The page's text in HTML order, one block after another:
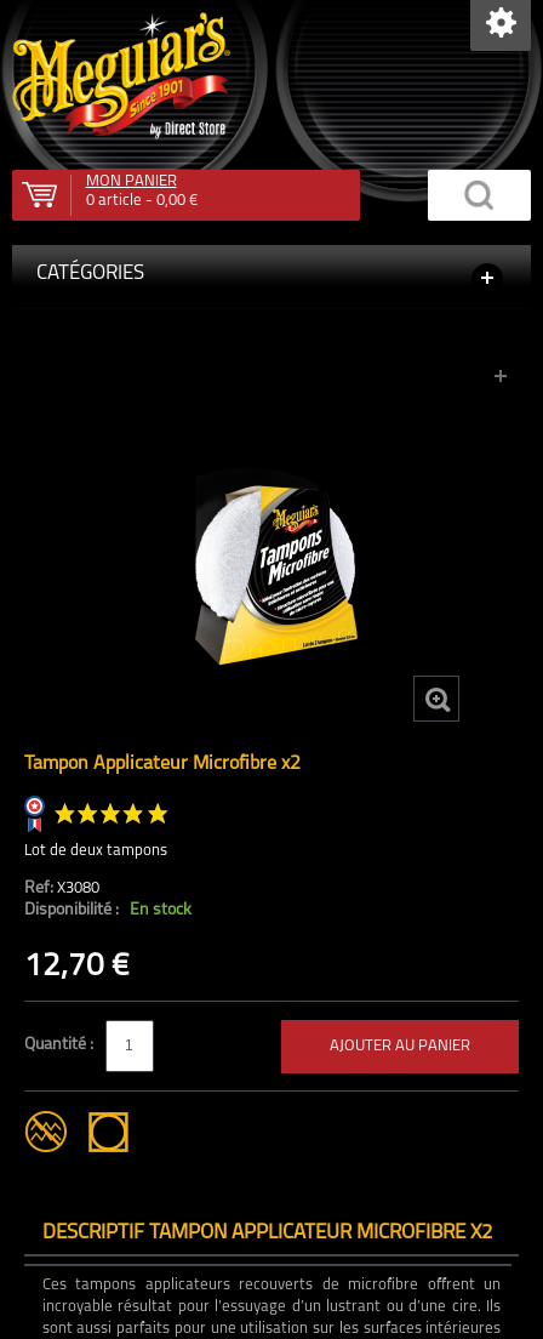
MON PANIER
0article - 0,00 €
CATÉGORIES
Tampon Applicateur Microfibre x2
Lot de deux tampons
Ref: X3080
Disponibilité : En stock
12,70 €
Quantité : AJOUTER AU PANIER
DESCRIPTIF TAMPON APPLICATEUR MICROFIBRE X2
Ces tampons applicateurs recouverts de microfibre offrent un
incroyable résultat pour l’essuyage d’un lustrant ou d’une cire. Ils
sont aussi parfaits pour une utilisation sur les surfaces intérieures